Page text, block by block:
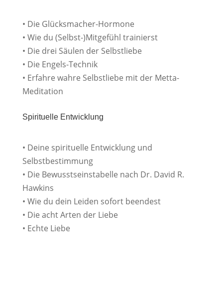
• Die Glücksmacher-Hormone
• Wie du (Selbst-)Mitgefühl trainierst
• Die drei Säulen der Selbstliebe
• Die Engels-Technik
• Erfahre wahre Selbstliebe mit der Metta-
Meditation
Spirituelle Entwicklung
• Deine spirituelle Entwicklung und
Selbstbestimmung
• Die Bewusstseinstabelle nach Dr. David R.
Hawkins
• Wie du dein Leiden sofort beendest
• Die acht Arten der Liebe
• Echte Liebe